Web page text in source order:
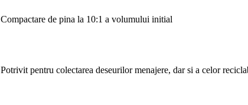
Compactare de pina la 10:1 a volumului initial
Potrivit pentru colectarea deseurilor menajere, dar si a celor